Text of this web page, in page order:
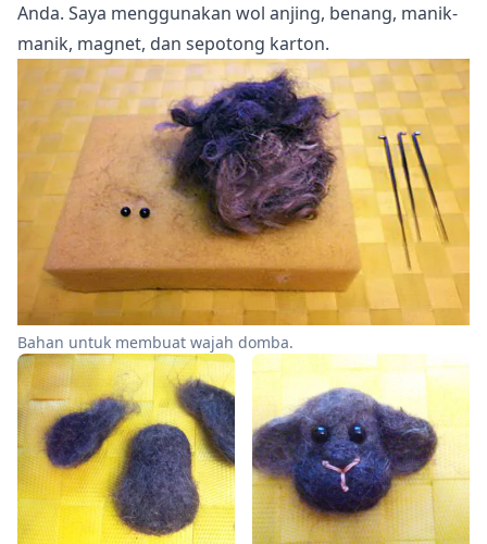
Anda. Saya menggunakan wol anjing, benang, manik-
manik, magnet, dan sepotong karton.
Bahan untuk membuat wajah domba.